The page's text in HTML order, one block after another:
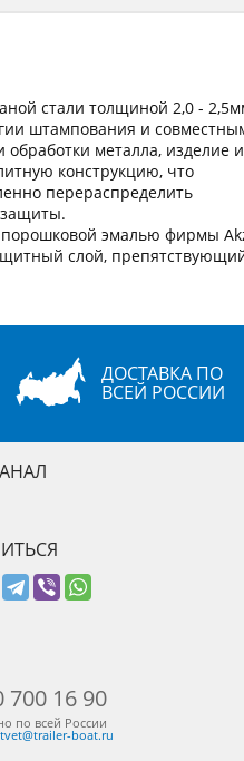
стали толщиной 2,0 -
штампования и
металла, изделие
конструкцию, что
перераспределить
эмалью фирмы
слой,
ДОСТАВКА ПО
ВСЕЙ РОССИИ
700 16 90
по всей России
boat.ru